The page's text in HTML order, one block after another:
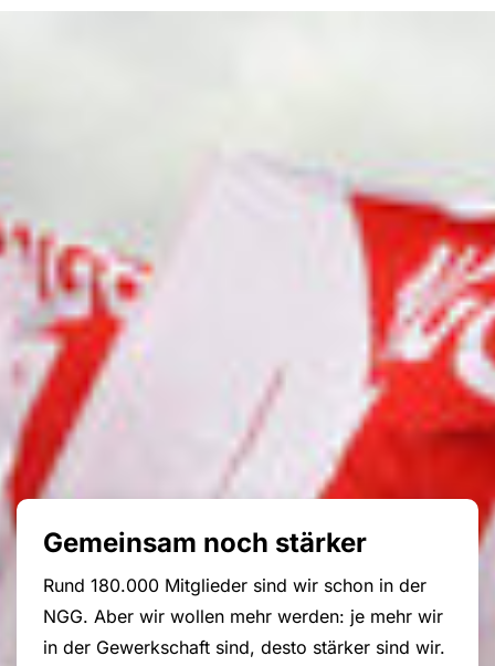
Gemeinsam noch stärker
Rund 180.000 Mitglieder sind wir schon in der
NGG. Aber wir wollen mehr werden: je mehr wir
in der Gewerkschaft sind, desto stärker sind wir.